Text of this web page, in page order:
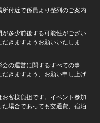
付近で係員より整列のご案内
多少前後する可能性がござい
きますようお願いいたしま
の運営に関するすべての事
きますよう、お願い申し上げ
客様負担です。イベント参加
場合であっても交通費、宿泊